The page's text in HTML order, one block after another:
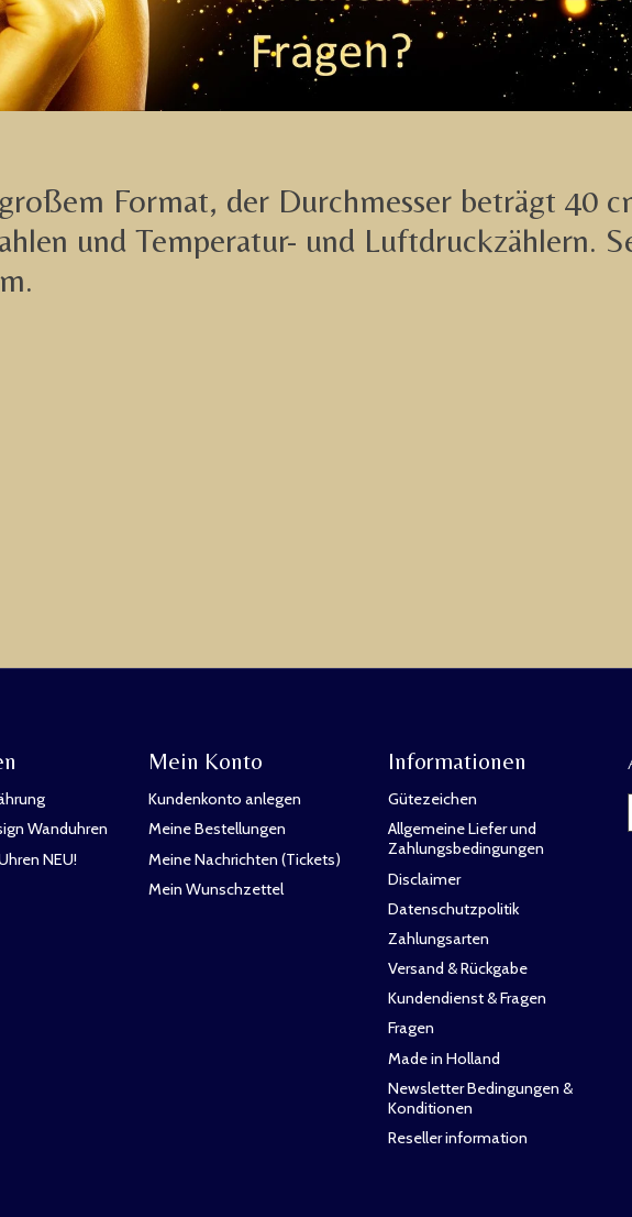
Format, der Durchmesser beträgt 40
und Temperatur- und Luftdruckzählern.
Wanduhren
NEU!
Mein Konto
Kundenkonto anlegen
Meine Bestellungen
Meine Nachrichten (Tickets)
Mein Wunschzettel
Informationen
Gütezeichen
Allgemeine Liefer und
Zahlungsbedingungen
Disclaimer
Datenschutzpolitik
Zahlungsarten
Versand & Rückgabe
Kundendienst & Fragen
Fragen
Made in Holland
Newsletter Bedingungen &
Konditionen
Reseller information